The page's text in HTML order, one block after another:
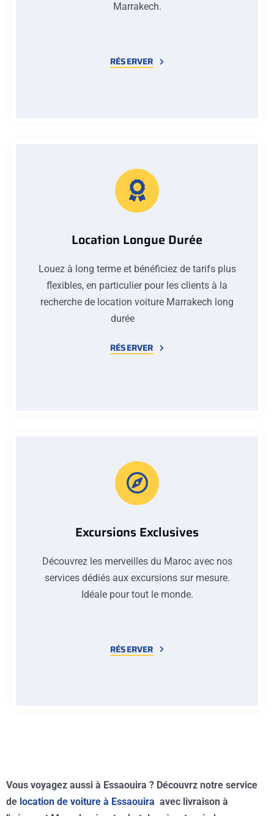
Marrakech.
RÉSERVER
Location Longue Durée
Louez à long terme et bénéficiez de tarifs plus
flexibles, en particulier pour les clients à la
recherche de location voiture Marrakech long
durée
RÉSERVER
Excursions Exclusives
Découvrez les merveilles du Maroc avec nos
services dédiés aux excursions sur mesure.
Idéale pour tout le monde.
RÉSERVER
Vous voyagez aussi à Essaouira ? Découvrz notre service
de location de voiture à Essaouira avec livraison à